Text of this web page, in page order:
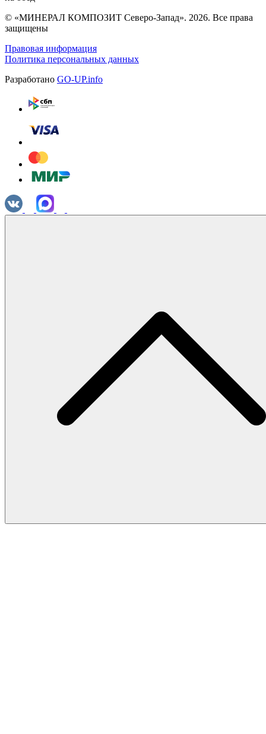
© «МИНЕРАЛ КОМПОЗИТ Северо-Запад». 2026. Все права
защищены
Правовая информация
Политика персональных данных
Разработано GO-UP.info